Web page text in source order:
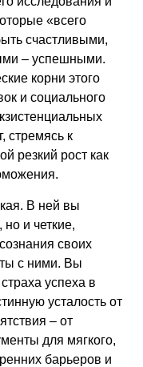
«всего
счастливыми,
– успешными.
корни этого
и социального
стремясь к
резкий рост как
В ней вы
и четкие,
своих
с ними. Вы
успеха в
усталость от
– от
для мягкого,
барьеров и